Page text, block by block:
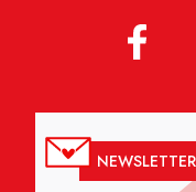
NEWSLETTER